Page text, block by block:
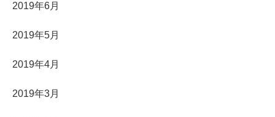
2019年6月
2019年5月
2019年4月
2019年3月